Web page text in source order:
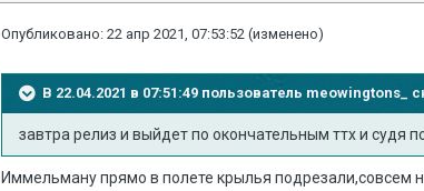
Опубликовано:22 апр 2021, 07:53:52 (изменено)
В 22.04.2021 в 07:51:49 пользователь meowingtons_
завтра релиз и выйдет по окончательным ттх и судя
Иммельману прямо в полете крылья подрезали,совсем